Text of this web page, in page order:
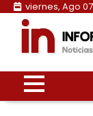
Skip
content
viernes, Ago